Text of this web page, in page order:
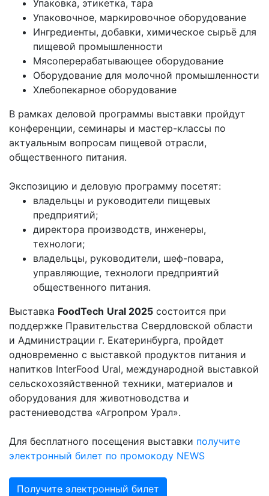
Упаковка, этикетка, тара
Упаковочное, маркировочное оборудование
Ингредиенты, добавки, химическое сырьё для
пищевой промышленности
Мясоперерабатывающее оборудование
Оборудование для молочной промышленности
Хлебопекарное оборудование
В рамках деловой программы выставки пройдут
конференции, семинары и мастер-классы по
актуальным вопросам пищевой отрасли,
общественного питания.
Экспозицию и деловую программу посетят:
владельцы и руководители пищевых
предприятий;
директора производств, инженеры,
технологи;
владельцы, руководители, шеф-повара,
управляющие, технологи предприятий
общественного питания.
Выставка FoodTech Ural 2025 состоится при
поддержке Правительства Свердловской области
и Администрации г. Екатеринбурга, пройдет
одновременно с выставкой продуктов питания и
напитков InterFood Ural, международной выставкой
сельскохозяйственной техники, материалов и
оборудования для животноводства и
растениеводства «Агропром Урал».
Для бесплатного посещения выставки получите
электронный билет по промокоду NEWS
Получите электронный билет